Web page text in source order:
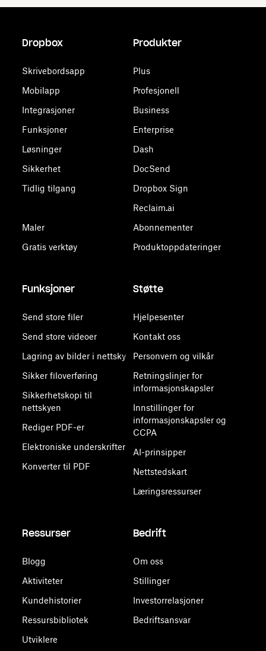
Dropbox
Skrivebordsapp
Mobilapp
Integrasjoner
Funksjoner
Løsninger
Sikkerhet
Tidlig tilgang
Maler
Gratis verktøy
Produkter
Plus
Profesjonell
Business
Enterprise
Dash
DocSend
Dropbox Sign
Reclaim.ai
Abonnementer
Produktoppdateringer
Funksjoner
Send store filer
Send store videoer
Lagring av bilder i nettsky
Sikker filoverføring
Sikkerhetskopi til
nettskyen
Rediger PDF-er
Elektroniske underskrifter
Konverter til PDF
Støtte
Hjelpesenter
Kontakt oss
Personvern og vilkår
Retningslinjer for
informasjonskapsler
Innstillinger for
informasjonskapsler og
CCPA
AI-prinsipper
Nettstedskart
Læringsressurser
Ressurser
Blogg
Aktiviteter
Kundehistorier
Ressursbibliotek
Utviklere
Bedrift
Om oss
Stillinger
Investorrelasjoner
Bedriftsansvar